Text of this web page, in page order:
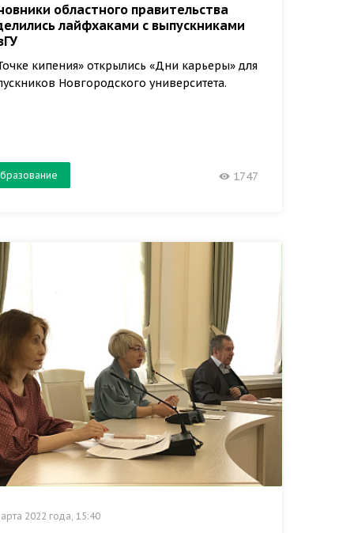
областного правительства
лайфхаками с выпускниками
кипения» открылись «Дни карьеры» для
Новгородского университета.
1747
2022 года, 15:40